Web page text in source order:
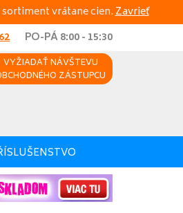
vrátane cien.Zavrieť
PO-PÁ 8:00 - 15:30
VYŽIADAŤ NÁVŠTEVU
ZÁSTUPCU